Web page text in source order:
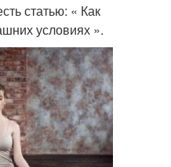
статью: « Как
условиях ».